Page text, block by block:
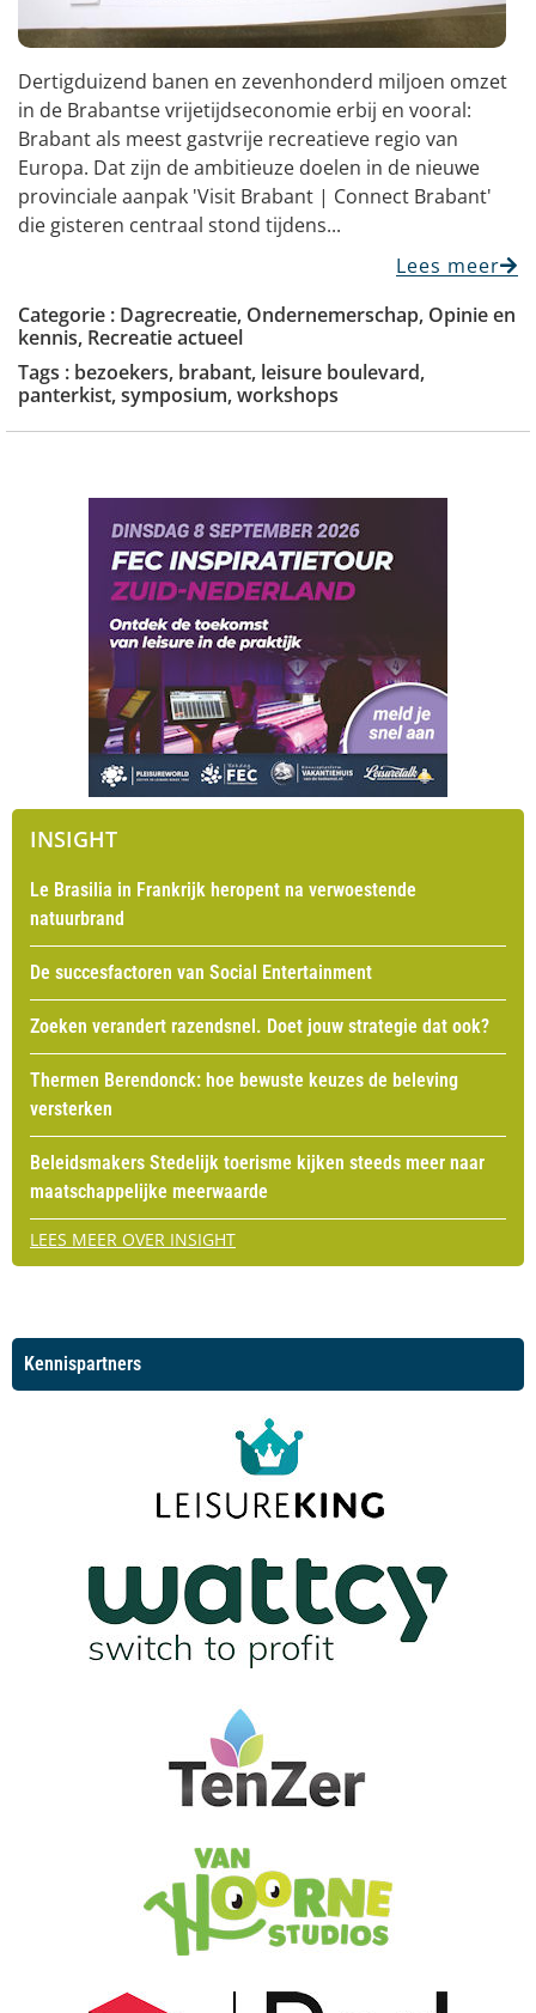
Dertigduizend banen en zevenhonderd miljoen omzet
in de Brabantse vrijetijdseconomie erbij en vooral:
Brabant als meest gastvrije recreatieve regio van
Europa. Dat zijn de ambitieuze doelen in de nieuwe
provinciale aanpak 'Visit Brabant | Connect Brabant'
die gisteren centraal stond tijdens...
Lees meer
Categorie : Dagrecreatie, Ondernemerschap, Opinie en
kennis, Recreatie actueel
Tags : bezoekers, brabant, leisure boulevard,
panterkist,symposium,workshops
INSIGHT
Le Brasilia in Frankrijk heropent na verwoestende
natuurbrand
De succesfactoren van Social Entertainment
Zoeken verandert razendsnel. Doet jouw strategie dat ook?
Thermen Berendonck: hoe bewuste keuzes de beleving
versterken
Beleidsmakers Stedelijk toerisme kijken steeds meer naar
maatschappelijke meerwaarde
LEES MEER OVER INSIGHT
Kennispartners